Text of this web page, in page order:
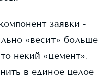
заявки -
«весит» больше
некий «цемент»,
в единое целое